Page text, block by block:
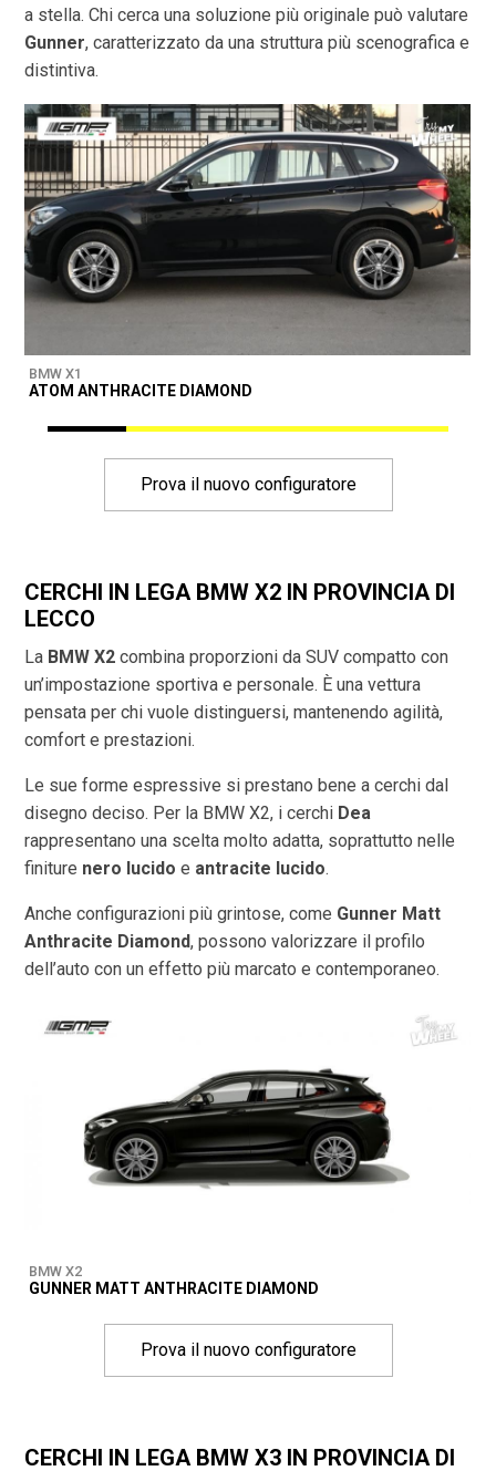
a stella. Chi cerca una soluzione più originale può valutare
Gunner, caratterizzato da una struttura più scenografica e
distintiva.
BMW X1
ATOM ANTHRACITE DIAMOND
Prova il nuovo configuratore
CERCHI IN LEGA BMW X2 IN PROVINCIA DI
LECCO
La BMW X2 combina proporzioni da SUV compatto con
un’impostazione sportiva e personale. È una vettura
pensata per chi vuole distinguersi, mantenendo agilità,
comfort e prestazioni.
Le sue forme espressive si prestano bene a cerchi dal
disegno deciso. Per la BMW X2, i cerchi Dea
rappresentano una scelta molto adatta, soprattutto nelle
finiture nero lucido e antracite lucido.
Anche configurazioni più grintose, come Gunner Matt
Anthracite Diamond, possono valorizzare il profilo
dell’auto con un effetto più marcato e contemporaneo.
BMW X2
GUNNER MATT ANTHRACITE DIAMOND
Prova il nuovo configuratore
CERCHI IN LEGA BMW X3 IN PROVINCIA DI